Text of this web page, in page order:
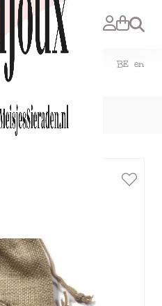
Zoeken
bij bestelling vanaf €15. BE en
vanaf €50.